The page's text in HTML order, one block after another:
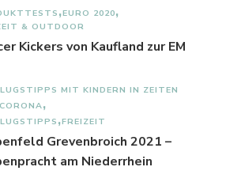
EURO 2020
& OUTDOOR
Kickers von Kaufland zur EM
MIT KINDERN IN ZEITEN
FREIZEIT
Grevenbroich 2021 –
am Niederrhein